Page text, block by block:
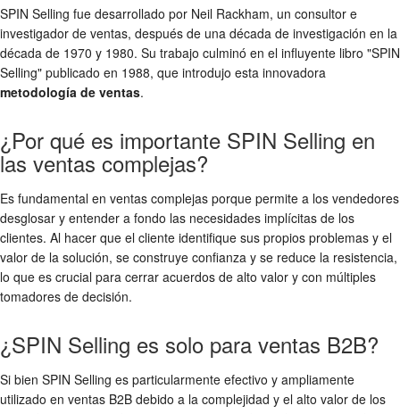
SPIN Selling fue desarrollado por Neil Rackham, un consultor e
investigador de ventas, después de una década de investigación en la
década de 1970 y 1980. Su trabajo culminó en el influyente libro "SPIN
Selling" publicado en 1988, que introdujo esta innovadora
metodología de ventas.
¿Por qué es importante SPIN Selling en
las ventas complejas?
Es fundamental en ventas complejas porque permite a los vendedores
desglosar y entender a fondo las necesidades implícitas de los
clientes. Al hacer que el cliente identifique sus propios problemas y el
valor de la solución, se construye confianza y se reduce la resistencia,
lo que es crucial para cerrar acuerdos de alto valor y con múltiples
tomadores de decisión.
¿SPIN Selling es solo para ventas B2B?
Si bien SPIN Selling es particularmente efectivo y ampliamente
utilizado en ventas B2B debido a la complejidad y el alto valor de los